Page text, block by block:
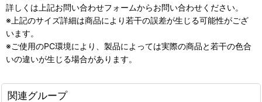
詳しくは上記お問い合わせフォームからお問い合わせください。
※上記のサイズ詳細は商品により若干の誤差が生じる可能性がござ
います。
※ご使用のPC環境により、製品によっては実際の商品と若干の色合
いの違いが生じる場合があります。
関連グループ